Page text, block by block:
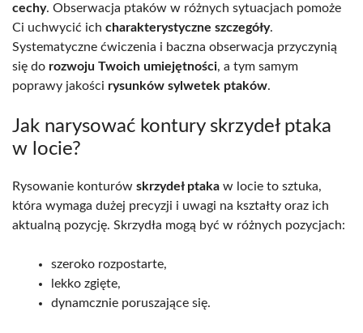
cechy. Obserwacja ptaków w różnych sytuacjach pomoże
Ci uchwycić ich charakterystyczne szczegóły.
Systematyczne ćwiczenia i baczna obserwacja przyczynią
się do rozwoju Twoich umiejętności, a tym samym
poprawy jakości rysunków sylwetek ptaków.
Jak narysować kontury skrzydeł ptaka
w locie?
Rysowanie konturów skrzydeł ptaka w locie to sztuka,
która wymaga dużej precyzji i uwagi na kształty oraz ich
aktualną pozycję. Skrzydła mogą być w różnych pozycjach:
szeroko rozpostarte,
lekko zgięte,
dynamcznie poruszające się.